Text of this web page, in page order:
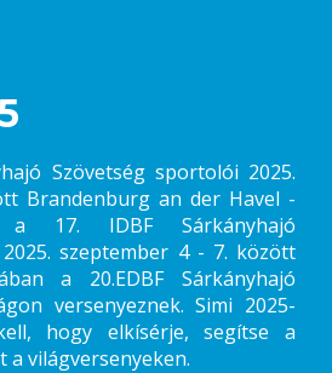
Szövetség sportolói 2025.
Brandenburg an der Havel -
a 17. IDBF Sárkányhajó
szeptember 4 - 7. között
a 20.EDBF Sárkányhajó
versenyeznek. Simi 2025-
hogy elkísérje, segítse a
világversenyeken.